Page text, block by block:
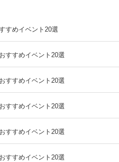
すめイベント20選
すすめイベント20選
すすめイベント20選
すすめイベント20選
すすめイベント20選
すすめイベント20選